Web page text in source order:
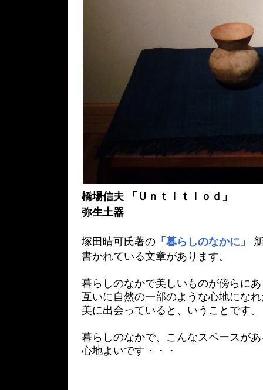
橋場信夫 「Ｕｎｔｉｔｌｏｄ」
弥生土器
塚田晴可氏著の 「暮らしのなかに」
書かれている文章があります。
暮らしのなかで美しいものが傍らに
互いに自然の一部のような心地にな
美に出会っていると、いうことです。
暮らしのなかで、こんなスペースが
心地よいです・・・